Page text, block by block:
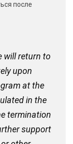
после
will return to
upon
at the
in the
termination
support